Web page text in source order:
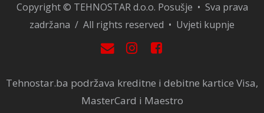
Copyright © TEHNOSTAR d.o.o. Posušje • Sva prava
zadržana / All rights reserved • Uvjeti kupnje
Tehnostar.ba podržava kreditne i debitne kartice Visa,
MasterCard i Maestro